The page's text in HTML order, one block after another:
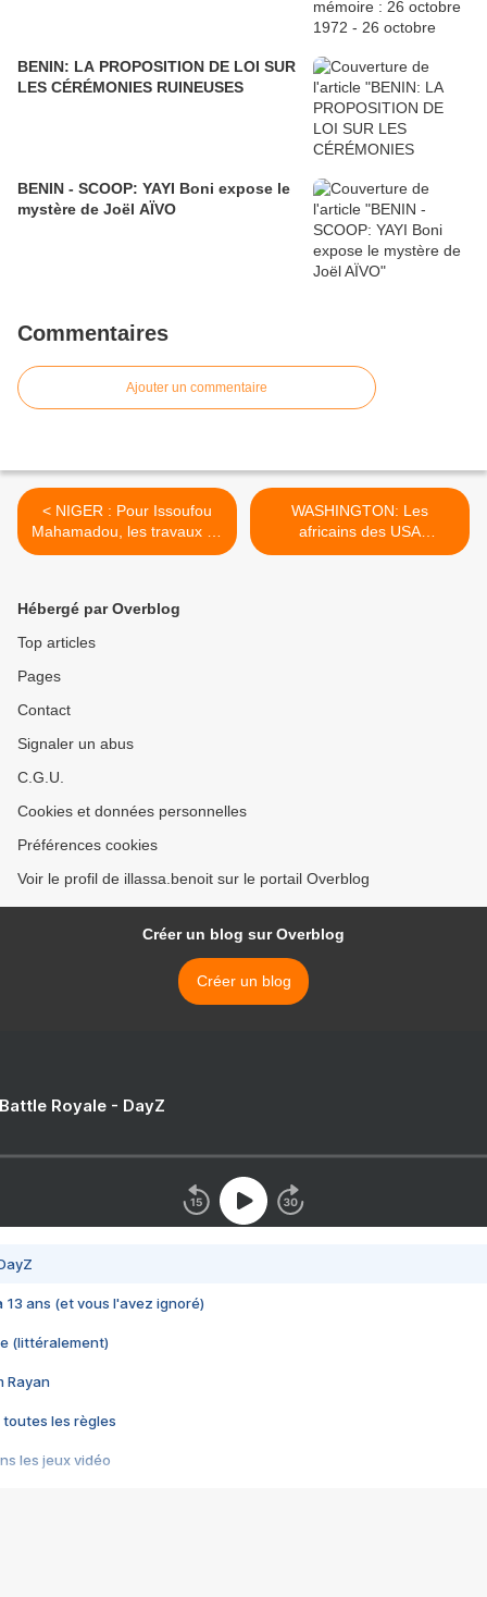
BENIN: LA PROPOSITION DE LOI SUR
LES CÉRÉMONIES RUINEUSES
BENIN - SCOOP: YAYI Boni expose le
mystère de Joël AÏVO
Commentaires
Ajouter un commentaire
< NIGER : Pour Issoufou
Mahamadou, les travaux du
chemin de fer Niamey-
nigérien ne passera pas par
le port de Cotonou.
L’évacuation, par pipe, se fe
WASHINGTON: Les
africains des USA
manifestent contre les
Hébergé par Overblog
Top articles
Pages
Contact
Signaler un abus
C.G.U.
Cookies et données personnelles
Préférences cookies
Voir le profil de illassa.benoit sur le portail Overblog
Créer un blog sur Overblog
Créer un blog
Royale - DayZ
13 ans (et vous l'avez ignoré)
(littéralement)
Rayan
toutes les règles
les jeux vidéo